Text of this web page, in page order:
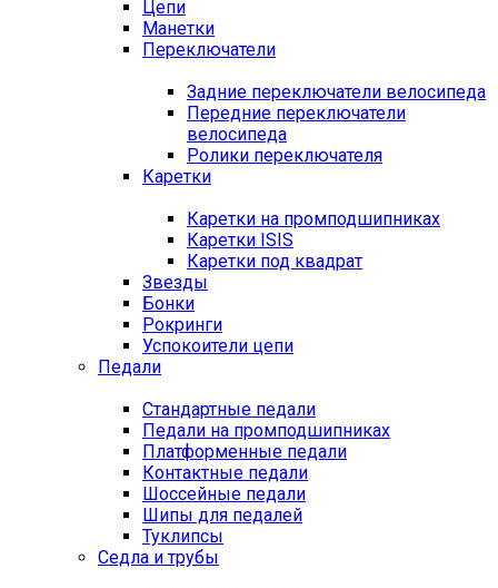
Цепи
Манетки
Переключатели
Задние переключатели велосипеда
Передние переключатели
велосипеда
Ролики переключателя
Каретки
Каретки на промподшипниках
Каретки ISIS
Каретки под квадрат
Звезды
Бонки
Рокринги
Успокоители цепи
Педали
Стандартные педали
Педали на промподшипниках
Платформенные педали
Контактные педали
Шоссейные педали
Шипы для педалей
Туклипсы
Седла и трубы